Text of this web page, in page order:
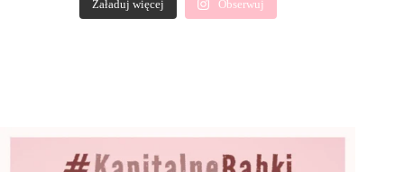
Załaduj więcej Obserwuj